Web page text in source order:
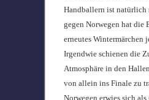
Handballern ist natürlich
gegen Norwegen hat die
erneutes Wintermärchen
Irgendwie schienen die
Atmosphäre in den
von allein ins Finale zu
Norwegen erwies sich